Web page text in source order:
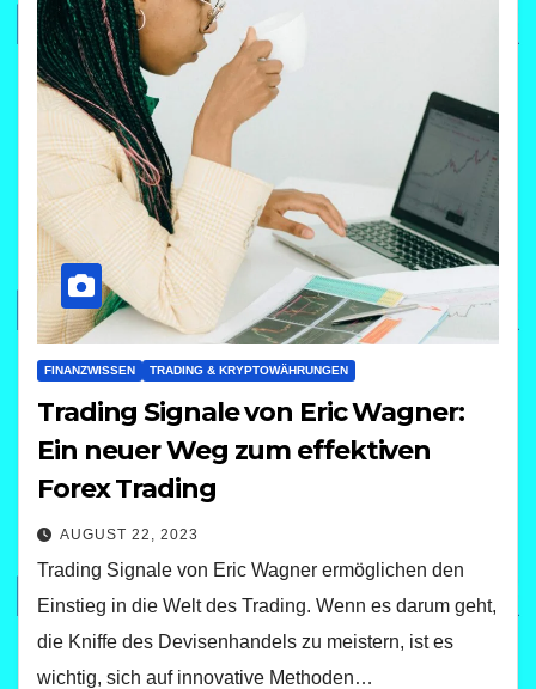
FINANZWISSEN TRADING & KRYPTOWÄHRUNGEN
Trading Signale von Eric Wagner:
Ein neuer Weg zum effektiven
Forex Trading
AUGUST 22, 2023
Trading Signale von Eric Wagner ermöglichen den
Einstieg in die Welt des Trading. Wenn es darum geht,
die Kniffe des Devisenhandels zu meistern, ist es
wichtig, sich auf innovative Methoden…